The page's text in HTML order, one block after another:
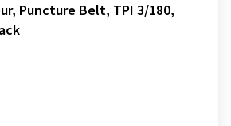
Puncture Belt, TPI 3/180,